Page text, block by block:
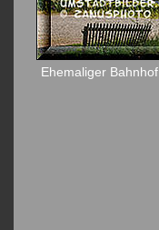
Ehemaliger Bahnhof